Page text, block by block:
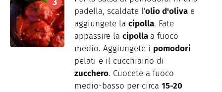
padella, scaldate l'olio d'oliva e
aggiungete la cipolla. Fate
appassire la cipolla a fuoco
medio. Aggiungete i pomodori
pelati e il cucchiaino di
zucchero. Cuocete a fuoco
medio-basso per circa 15-20